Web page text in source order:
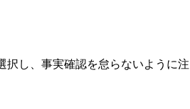
択し、事実確認を怠らないように注